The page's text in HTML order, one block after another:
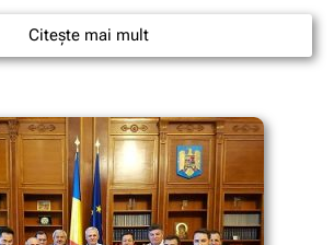
Citește mai mult